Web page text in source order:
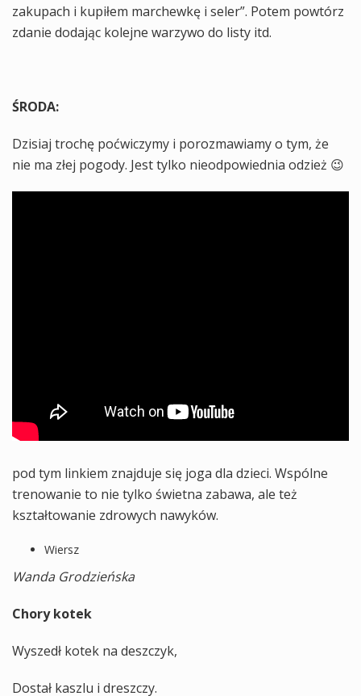
zakupach i kupiłem marchewkę i seler”. Potem powtórz
zdanie dodając kolejne warzywo do listy itd.
ŚRODA:
Dzisiaj trochę poćwiczymy i porozmawiamy o tym, że
nie ma złej pogody. Jest tylko nieodpowiednia odzież 😉
pod tym linkiem znajduje się joga dla dzieci. Wspólne
trenowanie to nie tylko świetna zabawa, ale też
kształtowanie zdrowych nawyków.
Wiersz
Wanda Grodzieńska
Chory kotek
Wyszedł kotek na deszczyk,
Dostał kaszlu i dreszczy.